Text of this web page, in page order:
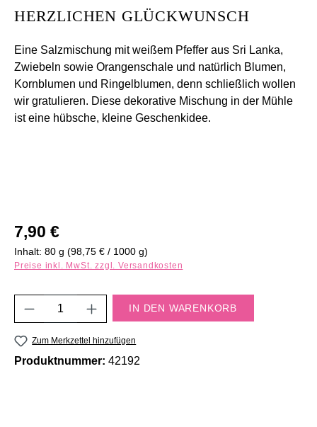
HERZLICHEN GLÜCKWUNSCH
Eine Salzmischung mit weißem Pfeffer aus Sri Lanka,
Zwiebeln sowie Orangenschale und natürlich Blumen,
Kornblumen und Ringelblumen, denn schließlich wollen
wir gratulieren. Diese dekorative Mischung in der Mühle
ist eine hübsche, kleine Geschenkidee.
Regulärer Preis:
7,90 €
Inhalt: 80 g (98,75 € / 1000 g)
Preise inkl. MwSt. zzgl. Versandkosten
Produkt Anzahl: Gib den gewünschten
IN DEN WARENKORB
Zum Merkzettel hinzufügen
Produktnummer: 42192